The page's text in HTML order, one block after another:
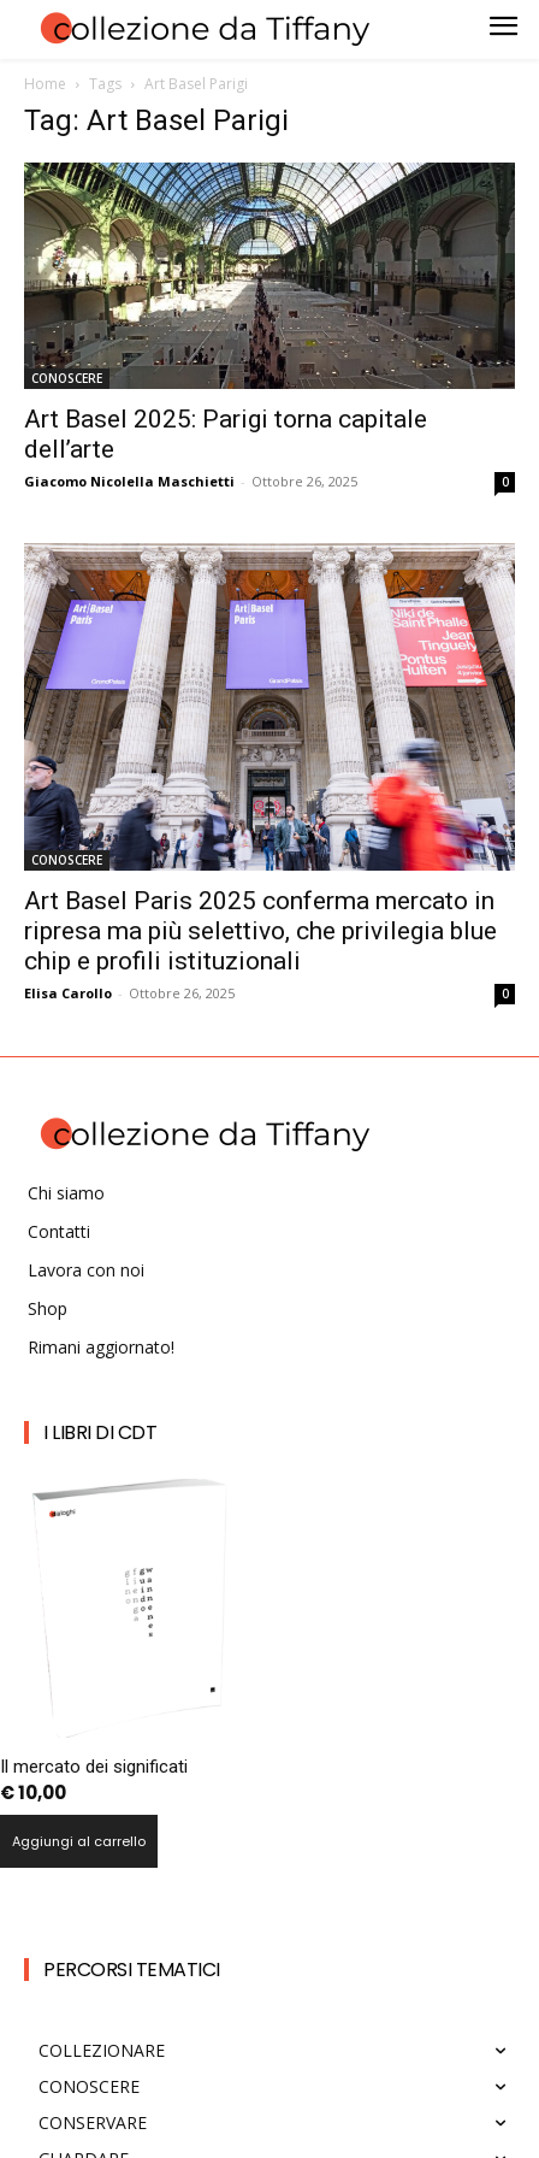
Home Tags Art Basel Parigi
Tag: Art Basel Parigi
CONOSCERE
Art Basel 2025: Parigi torna capitale
dell’arte
Giacomo Nicolella Maschietti - Ottobre 26, 2025 0
CONOSCERE
Art Basel Paris 2025 conferma mercato in
ripresa ma più selettivo, che privilegia blue
chip e profili istituzionali
Elisa Carollo - Ottobre 26, 2025 0
Chi siamo
Contatti
Lavora con noi
Shop
Rimani aggiornato!
I LIBRI DI CDT
Il mercato dei significati
€10,00
Aggiungi al carrello
PERCORSI TEMATICI
COLLEZIONARE
CONOSCERE
CONSERVARE